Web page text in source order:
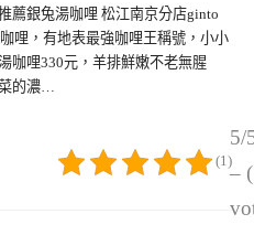
薦銀兔湯咖哩 松江南京分店ginto
哩，有地表最強咖哩王稱號，小小
咖哩330元，羊排鮮嫩不老無腥
的濃…
5/
–
(1)